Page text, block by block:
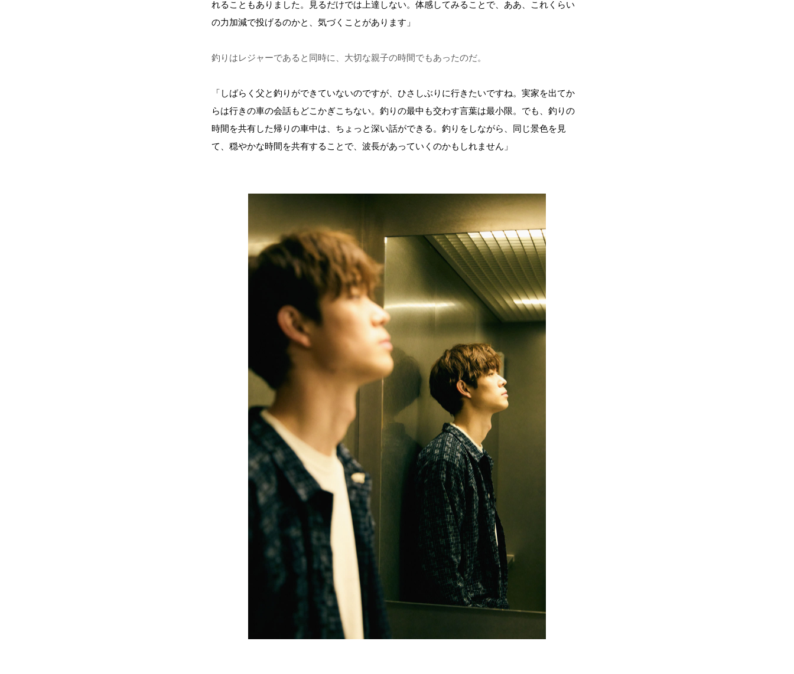
れることもありました。見るだけでは上達しない。体感してみることで、ああ、これくらい
の力加減で投げるのかと、気づくことがあります」
釣りはレジャーであると同時に、大切な親子の時間でもあったのだ。
「しばらく父と釣りができていないのですが、ひさしぶりに行きたいですね。実家を出てか
らは行きの車の会話もどこかぎこちない。釣りの最中も交わす言葉は最小限。でも、釣りの
時間を共有した帰りの車中は、ちょっと深い話ができる。釣りをしながら、同じ景色を見
て、穏やかな時間を共有することで、波長があっていくのかもしれません」